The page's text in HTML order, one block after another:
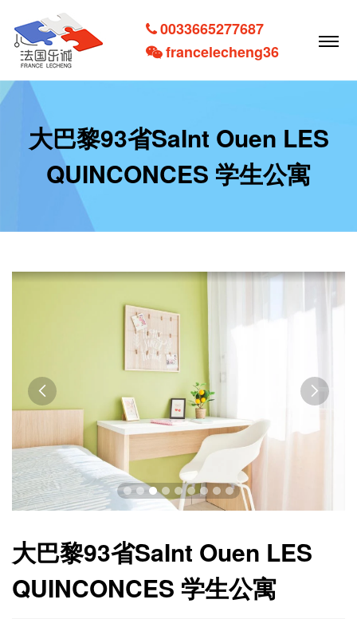
0033665277687
francelecheng36
大巴黎93省SaInt Ouen LES
QUINCONCES 学生公寓
 
大巴黎93省SaInt Ouen LES
QUINCONCES 学生公寓